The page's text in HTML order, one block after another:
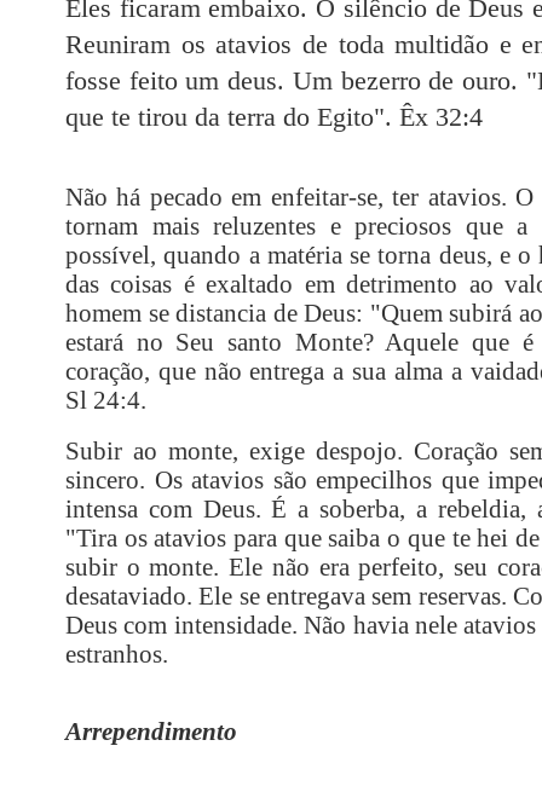
Eles ficaram embaixo. O silêncio de Deus
Reuniram os atavios de toda multidão e
fosse feito um deus. Um bezerro de ouro.
que te tirou da terra do Egito". Êx 32:4
Não há pecado em enfeitar-se, ter atavios.
tornam mais reluzentes e preciosos que
possível, quando a matéria se torna deus, e
das coisas é exaltado em detrimento ao
homem se distancia de Deus: "Quem subirá
estará no Seu santo Monte? Aquele que
coração, que não entrega a sua alma a
Sl 24:4.
Subir ao monte, exige despojo. Coração
sincero. Os atavios são empecilhos que
intensa com Deus. É a soberba, a rebeldia,
"Tira os atavios para que saiba o que te hei
subir o monte. Ele não era perfeito, seu
desataviado. Ele se entregava sem reservas.
Deus com intensidade. Não havia nele
estranhos.
Arrependimento